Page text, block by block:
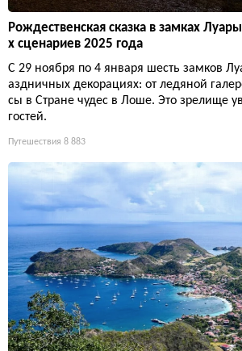
Рождественская сказка в замках
х сценариев 2025 года
С 29 ноября по 4 января шесть замков
аздничных декорациях: от ледяной
сы в Стране чудес в Лоше. Это зрелище
гостей.
Путешествия 8 883